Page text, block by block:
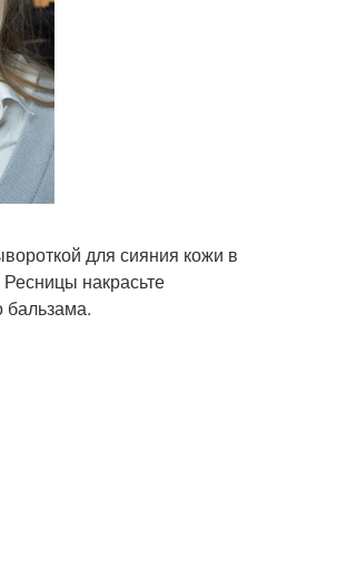
для сияния кожи в
накрасьте
бальзама.